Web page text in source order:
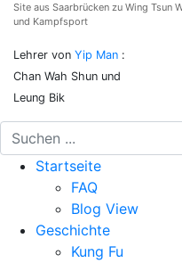
Site aus Saarbrücken zu Wing Tsun
und Kampfsport
Lehrer von Yip Man :
Chan Wah Shun und
Leung Bik
Startseite
FAQ
Blog View
Geschichte
Kung Fu